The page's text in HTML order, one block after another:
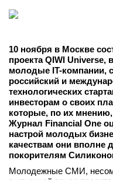
Lifestyle
Мероприятия
Новости
Интервью
10 ноября в Москве
проекта QIWI Universe,
молодые IT-компании,
российский и
технологических
инвесторам о своих
которые, по их
Журнал Financial One
настрой молодых
качествам они вполне
покорителям
Молодежные СМИ,